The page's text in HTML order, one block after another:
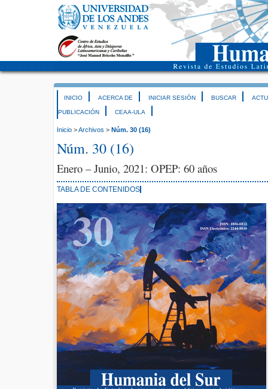
INICIO ACERCA DE INICIAR SESIÓN BUSCAR
PUBLICACIÓN CEAA-ULA
Inicio >Archivos > Núm. 30 (16)
Núm. 30 (16)
Enero – Junio, 2021: OPEP: 60 años
TABLA DE CONTENIDOS